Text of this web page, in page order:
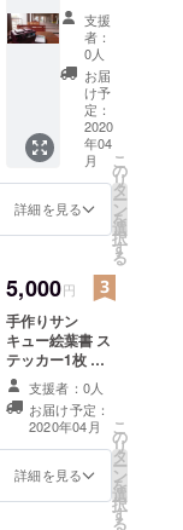
セージ
カード
台湾か
ら発送
させて
頂きま
す。
支援
者：
0人
お届
け予
定：
2020
年04
月
詳細を見る
こ
の
リ
タ
ー
ン
を
選
択
す
る
5,000円
手作りサン
キュー絵葉書 ス
テッカー1枚 こ
の2つを発送致し
ます。 ●ステッ
カーは私の名前
入りの可愛らし
いものをご用意
致します。サイ
支援者：0人
お届け予定：
2020年04月
詳細を見る
こ
の
リ
タ
ー
ン
を
選
択
す
る